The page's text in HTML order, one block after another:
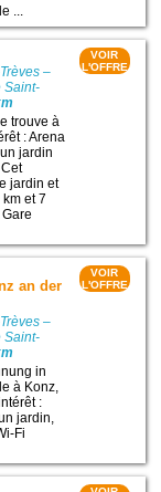
...
–
Saint-
trouve à
: Arena
jardin
jardin et
et 7
VOIR
L'OFFRE
an der
–
Saint-
in
à Konz,
:
jardin,
Fi
VOIR
L'OFFRE